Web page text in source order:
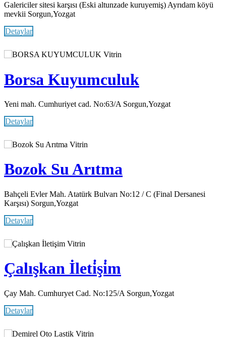
Galericiler sitesi karşısı (Eski altunzade kuruyemiş) Ayrıdam köyü
mevkii Sorgun,Yozgat
Detaylar
Vitrin
Borsa Kuyumculuk
Yeni mah. Cumhuriyet cad. No:63/A Sorgun,Yozgat
Detaylar
Vitrin
Bozok Su Arıtma
Bahçeli Evler Mah. Atatürk Bulvarı No:12 / C (Final Dersanesi
Karşısı) Sorgun,Yozgat
Detaylar
Vitrin
Çalışkan İleti̇şi̇m
Çay Mah. Cumhuryet Cad. No:125/A Sorgun,Yozgat
Detaylar
Vitrin